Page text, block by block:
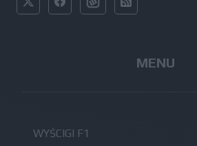
MENU
WYŚCIGI F1